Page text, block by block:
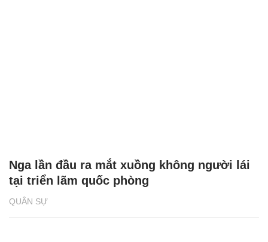
QUÂN SỰ
Nga lần đầu ra mắt xuồng không người lái
tại triển lãm quốc phòng